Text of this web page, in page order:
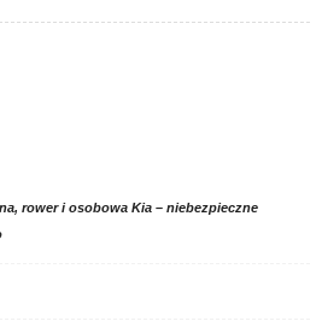
rower i osobowa Kia – niebezpieczne